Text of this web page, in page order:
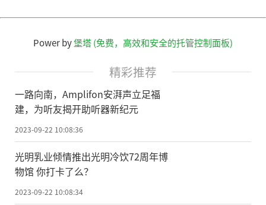
Power by堡塔 (免费，高效和安全的托管控制面板)
精彩推荐
一路向南，Amplifon安湃声立足福
建，为听友揭开助听器新纪元
2023-09-22 10:08:36
光明乳业倾情推出光明冷饮72周年博
物馆 你打卡了么？
2023-09-22 10:08:34